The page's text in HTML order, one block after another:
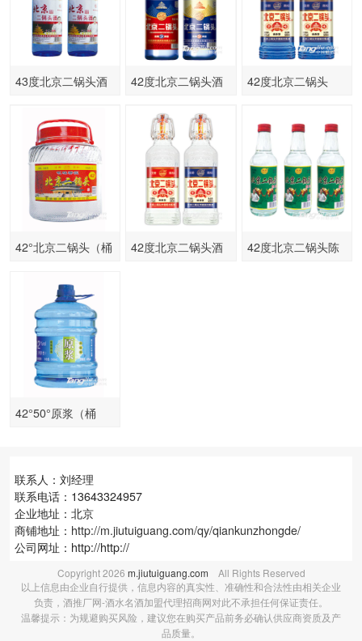
43度北京二锅头酒
42度北京二锅头酒
42度北京二锅头
42°北京二锅头（桶
42度北京二锅头酒
42度北京二锅头陈
42°50°原浆（桶
联系人：刘经理
联系电话：13643324957
企业地址：北京
商铺地址： http://m.jiutuiguang.com/qy/qiankunzhongde/
公司网址：http://http://
Copyright2026 m.jiutuiguang.com All Rights Reserved
以上信息由企业自行提供，信息内容的真实性、准确性和合法性由相关企业
负责，酒推厂网-酒水名酒加盟代理招商网对此不承担任何保证责任。
温馨提示：为规避购买风险，建议您在购买产品前务必确认供应商资质及产
品质量。